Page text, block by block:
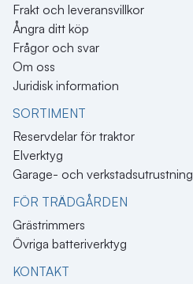
Frakt och leveransvillkor
Ångra ditt köp
Frågor och svar
Om oss
Juridisk information
SORTIMENT
Reservdelar för traktor
Elverktyg
Garage- och verkstadsutrustning
FÖR TRÄDGÅRDEN
Grästrimmers
Övriga batteriverktyg
KONTAKT​